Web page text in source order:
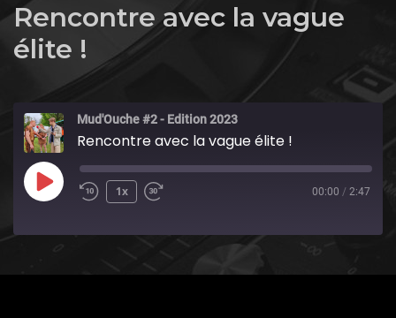
Rencontre avec la vague
élite !
Mud'Ouche #2 - Edition 2023
Rencontre avec la vague élite !
Play
1x 00:00 / 2:47